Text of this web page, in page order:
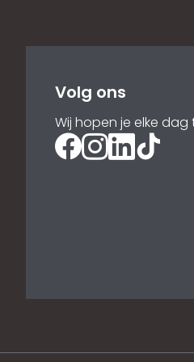
Volg ons
Wij hopen je elke dag